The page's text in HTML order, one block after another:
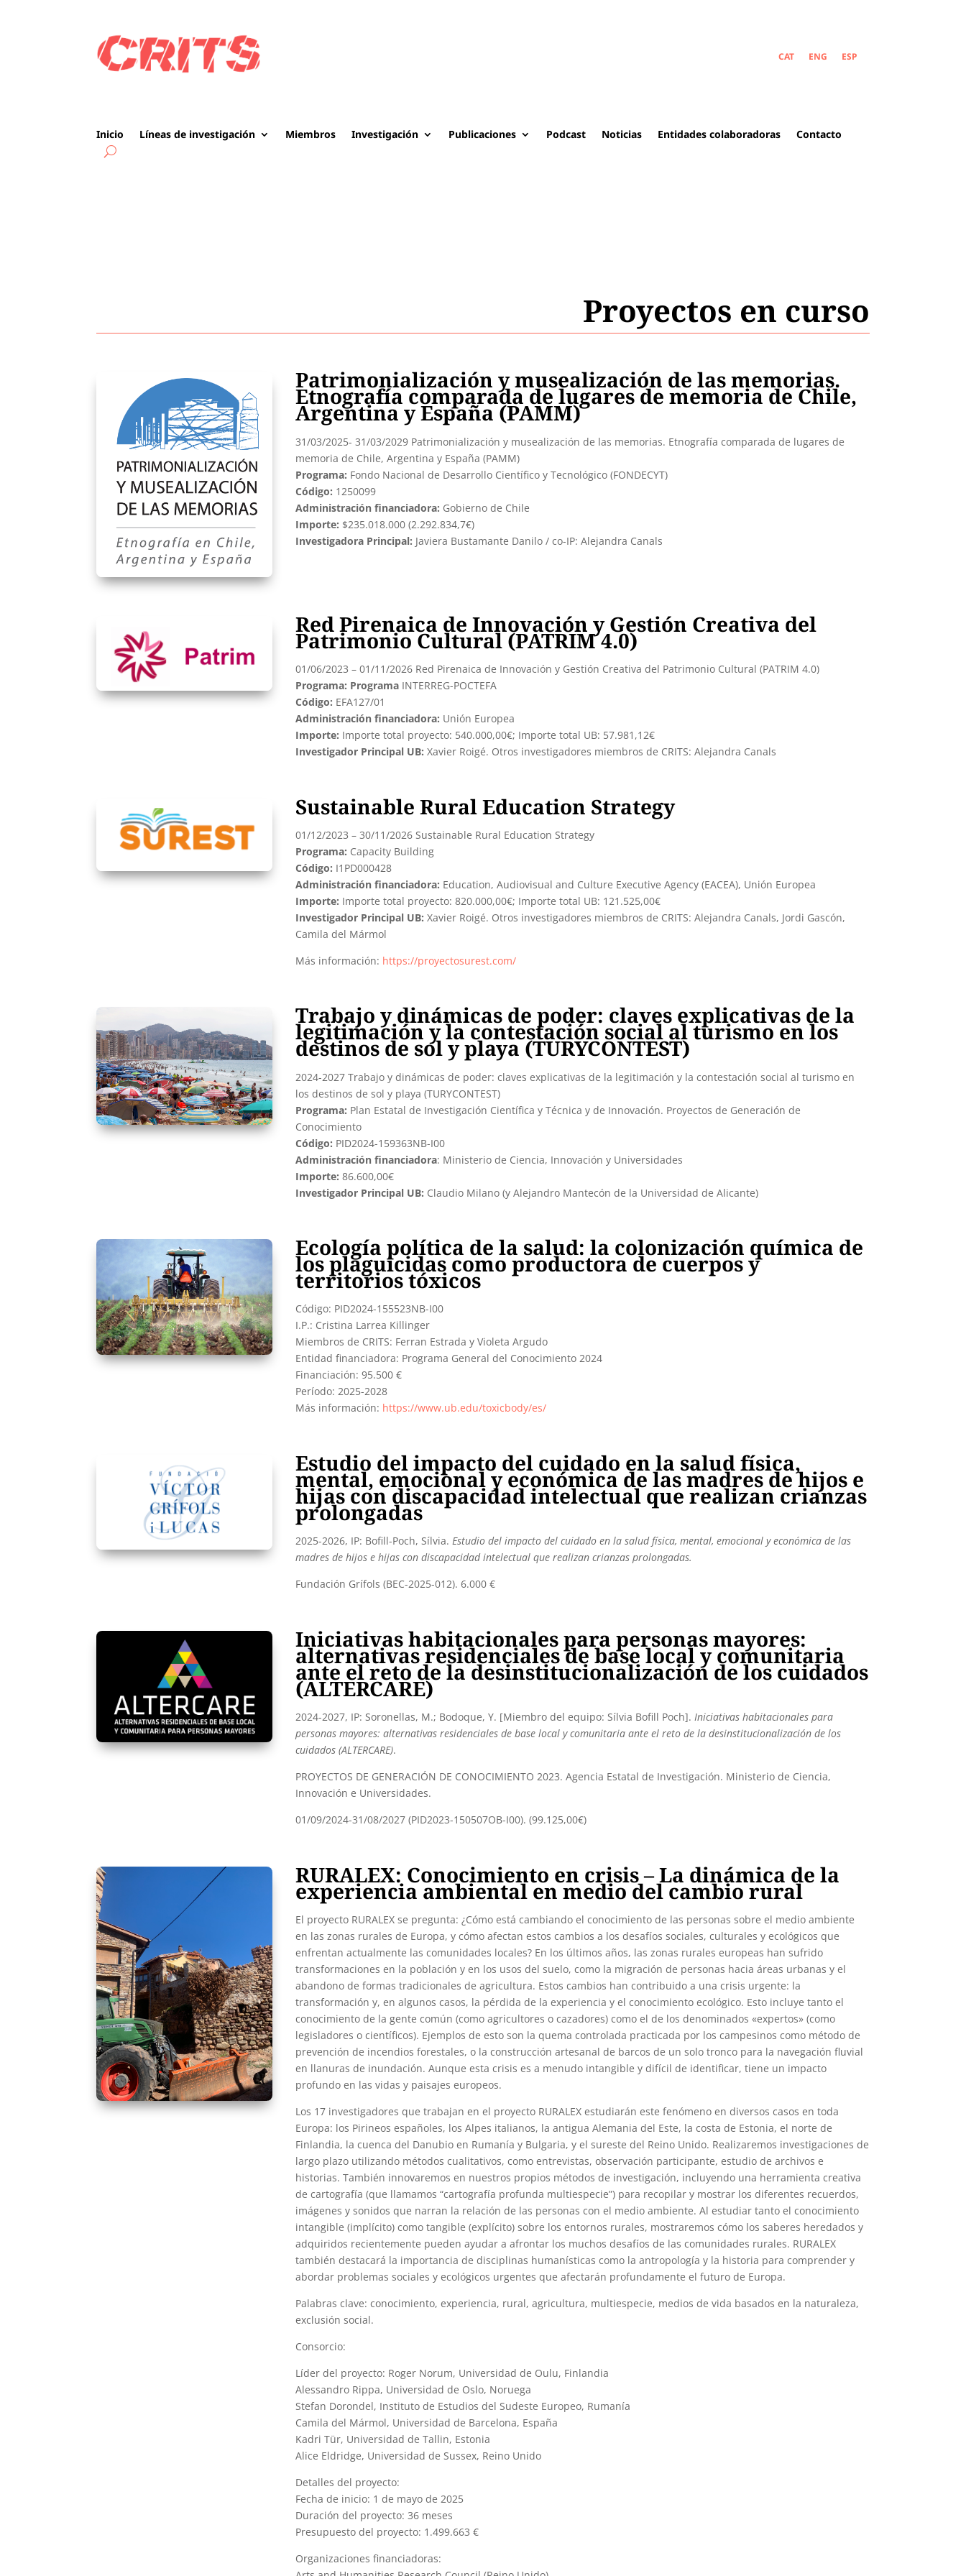
CAT ENG ESP
Inicio Líneas de investigación Miembros Investigación Publicaciones Podcast Noticias Entidades colaboradoras Contacto
Proyectos en curso
Patrimonialización y musealización de las memorias.
Etnografía comparada de lugares de memoria de Chile,
Argentina y España (PAMM)
31/03/2025- 31/03/2029 Patrimonialización y musealización de las memorias. Etnografía comparada de lugares de
memoria de Chile, Argentina y España (PAMM)
Programa: Fondo Nacional de Desarrollo Científico y Tecnológico (FONDECYT)
Código: 1250099
Administración financiadora: Gobierno de Chile
Importe: $235.018.000 (2.292.834,7€)
Investigadora Principal: Javiera Bustamante Danilo / co-IP: Alejandra Canals
Red Pirenaica de Innovación y Gestión Creativa del
Patrimonio Cultural (PATRIM 4.0)
01/06/2023 – 01/11/2026 Red Pirenaica de Innovación y Gestión Creativa del Patrimonio Cultural (PATRIM 4.0)
Programa: Programa INTERREG-POCTEFA
Código: EFA127/01
Administración financiadora: Unión Europea
Importe: Importe total proyecto: 540.000,00€; Importe total UB: 57.981,12€
Investigador Principal UB: Xavier Roigé. Otros investigadores miembros de CRITS: Alejandra Canals
Sustainable Rural Education Strategy
01/12/2023 – 30/11/2026 Sustainable Rural Education Strategy
Programa: Capacity Building
Código: I1PD000428
Administración financiadora: Education, Audiovisual and Culture Executive Agency (EACEA), Unión Europea
Importe: Importe total proyecto: 820.000,00€; Importe total UB: 121.525,00€
Investigador Principal UB: Xavier Roigé. Otros investigadores miembros de CRITS: Alejandra Canals, Jordi Gascón,
Camila del Mármol
Más información: https://proyectosurest.com/
Trabajo y dinámicas de poder: claves explicativas de la
legitimación y la contestación social al turismo en los
destinos de sol y playa (TURYCONTEST)
2024-2027 Trabajo y dinámicas de poder: claves explicativas de la legitimación y la contestación social al turismo en
los destinos de sol y playa (TURYCONTEST)
Programa: Plan Estatal de Investigación Científica y Técnica y de Innovación. Proyectos de Generación de
Conocimiento
Código: PID2024-159363NB-I00
Administración financiadora: Ministerio de Ciencia, Innovación y Universidades
Importe: 86.600,00€
Investigador Principal UB: Claudio Milano (y Alejandro Mantecón de la Universidad de Alicante)
Ecología política de la salud: la colonización química de
los plaguicidas como productora de cuerpos y
territorios tóxicos
Código: PID2024-155523NB-I00
I.P.: Cristina Larrea Killinger
Miembros de CRITS: Ferran Estrada y Violeta Argudo
Entidad financiadora: Programa General del Conocimiento 2024
Financiación: 95.500 €
Período: 2025-2028
Más información: https://www.ub.edu/toxicbody/es/
Estudio del impacto del cuidado en la salud física,
mental, emocional y económica de las madres de hijos e
hijas con discapacidad intelectual que realizan crianzas
prolongadas
2025-2026, IP: Bofill-Poch, Sílvia.Estudio del impacto del cuidado en la salud física, mental, emocional y económica de las
madres de hijos e hijas con discapacidad intelectual que realizan crianzas prolongadas.
Fundación Grífols (BEC-2025-012). 6.000 €
Iniciativas habitacionales para personas mayores:
alternativas residenciales de base local y comunitaria
ante el reto de la desinstitucionalización de los cuidados
(ALTERCARE)
2024-2027, IP: Soronellas, M.; Bodoque, Y. [Miembro del equipo: Sílvia Bofill Poch].Iniciativas habitacionales para
personas mayores: alternativas residenciales de base local y comunitaria ante el reto de la desinstitucionalización de los
cuidados (ALTERCARE).
PROYECTOS DE GENERACIÓN DE CONOCIMIENTO 2023. Agencia Estatal de Investigación. Ministerio de Ciencia,
Innovación e Universidades.
01/09/2024-31/08/2027 (PID2023-150507OB-I00). (99.125,00€)
RURALEX: Conocimiento en crisis – La dinámica de la
experiencia ambiental en medio del cambio rural
El proyecto RURALEX se pregunta: ¿Cómo está cambiando el conocimiento de las personas sobre el medio ambiente
en las zonas rurales de Europa, y cómo afectan estos cambios a los desafíos sociales, culturales y ecológicos que
enfrentan actualmente las comunidades locales? En los últimos años, las zonas rurales europeas han sufrido
transformaciones en la población y en los usos del suelo, como la migración de personas hacia áreas urbanas y el
abandono de formas tradicionales de agricultura. Estos cambios han contribuido a una crisis urgente: la
transformación y, en algunos casos, la pérdida de la experiencia y el conocimiento ecológico. Esto incluye tanto el
conocimiento de la gente común (como agricultores o cazadores) como el de los denominados «expertos» (como
legisladores o científicos). Ejemplos de esto son la quema controlada practicada por los campesinos como método de
prevención de incendios forestales, o la construcción artesanal de barcos de un solo tronco para la navegación fluvial
en llanuras de inundación. Aunque esta crisis es a menudo intangible y difícil de identificar, tiene un impacto
profundo en las vidas y paisajes europeos.
Los 17 investigadores que trabajan en el proyecto RURALEX estudiarán este fenómeno en diversos casos en toda
Europa: los Pirineos españoles, los Alpes italianos, la antigua Alemania del Este, la costa de Estonia, el norte de
Finlandia, la cuenca del Danubio en Rumanía y Bulgaria, y el sureste del Reino Unido. Realizaremos investigaciones de
largo plazo utilizando métodos cualitativos, como entrevistas, observación participante, estudio de archivos e
historias. También innovaremos en nuestros propios métodos de investigación, incluyendo una herramienta creativa
de cartografía (que llamamos “cartografía profunda multiespecie”) para recopilar y mostrar los diferentes recuerdos,
imágenes y sonidos que narran la relación de las personas con el medio ambiente. Al estudiar tanto el conocimiento
intangible (implícito) como tangible (explícito) sobre los entornos rurales, mostraremos cómo los saberes heredados y
adquiridos recientemente pueden ayudar a afrontar los muchos desafíos de las comunidades rurales. RURALEX
también destacará la importancia de disciplinas humanísticas como la antropología y la historia para comprender y
abordar problemas sociales y ecológicos urgentes que afectarán profundamente el futuro de Europa.
Palabras clave: conocimiento, experiencia, rural, agricultura, multiespecie, medios de vida basados en la naturaleza,
exclusión social.
Consorcio:
Líder del proyecto: Roger Norum, Universidad de Oulu, Finlandia
Alessandro Rippa, Universidad de Oslo, Noruega
Stefan Dorondel, Instituto de Estudios del Sudeste Europeo, Rumanía
Camila del Mármol, Universidad de Barcelona, España
Kadri Tür, Universidad de Tallin, Estonia
Alice Eldridge, Universidad de Sussex, Reino Unido
Detalles del proyecto:
Fecha de inicio: 1 de mayo de 2025
Duración del proyecto: 36 meses
Presupuesto del proyecto: 1.499.663 €
Organizaciones financiadoras: